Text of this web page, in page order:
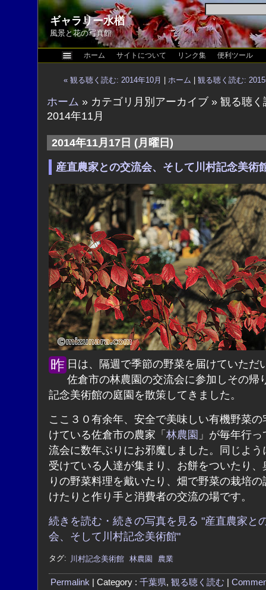
ギャラリー水楢
風景と花の写真館
ホーム サイトについて リンク集 便利ツール
« 観る聴く読む: 2014年10月 ホーム 観る聴く読む:
ホーム » カテゴリ月別アーカイブ » 観る聴く
2014年11月
2014年11月17日 (月曜日)
産直農家との交流会、そして川村記念美術
昨日は、隔週で季節の野菜を届けていただいている
佐倉市の林農園の交流会に参加しその帰
記念美術館の庭園を散策してきました。
ここ３０有余年、安全で美味しい有機野菜の
けている佐倉市の農家「 林農園 」が毎年行
流会に数年ぶりにお邪魔しました。同じよう
受けている人達が集まり、お餅をついたり、
りの野菜料理を戴いたり、畑で野菜の栽培の
けたりと作り手と消費者の交流の場です。
続きを読む・続きの写真を見る "産直農家と
会、そして川村記念美術館"
タグ: 川村記念美術館 林農園 農業
Permalink | Category : 千葉県, 観る聴く読む